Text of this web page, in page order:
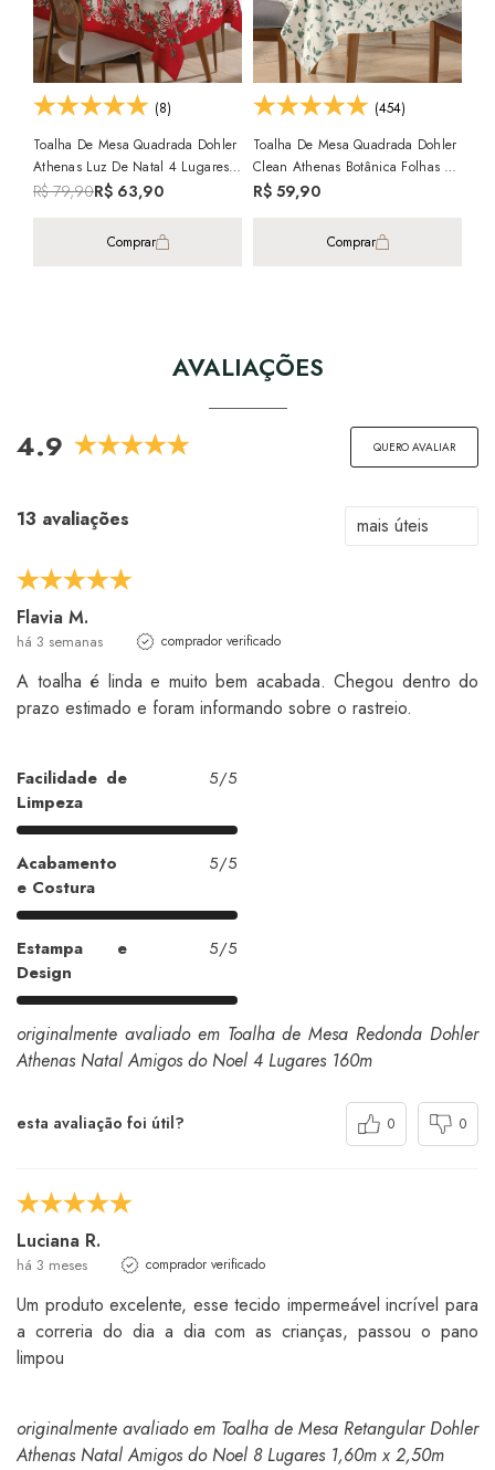
(8)
Toalha De Mesa Quadrada Dohler
Athenas Luz De Natal 4 Lugares
1,40m X 1,40m
R$ 79,90R$ 63,90
Comprar
(454)
Toalha De Mesa Quadrada Dohler
Clean Athenas Botânica Folhas 4
Lugares 1,40m X 1,40m
R$ 59,90
Comprar
AVALIAÇÕES
4.9 QUERO AVALIAR
13 avaliações
Flavia M.
há 3 semanas comprador verificado
A toalha é linda e muito bem acabada. Chegou dentro do
prazo estimado e foram informando sobre o rastreio.
Facilidade de
Limpeza
5/5
Acabamento
e Costura
5/5
Estampa e
Design
5/5
originalmente avaliado em Toalha de Mesa Redonda Dohler
Athenas Natal Amigos do Noel 4 Lugares 160m
esta avaliação foi útil? 0 0
Luciana R.
há 3 meses comprador verificado
Um produto excelente, esse tecido impermeável incrível para
a correria do dia a dia com as crianças, passou o pano
limpou
originalmente avaliado em Toalha de Mesa Retangular Dohler
Athenas Natal Amigos do Noel 8 Lugares 1,60m x 2,50m